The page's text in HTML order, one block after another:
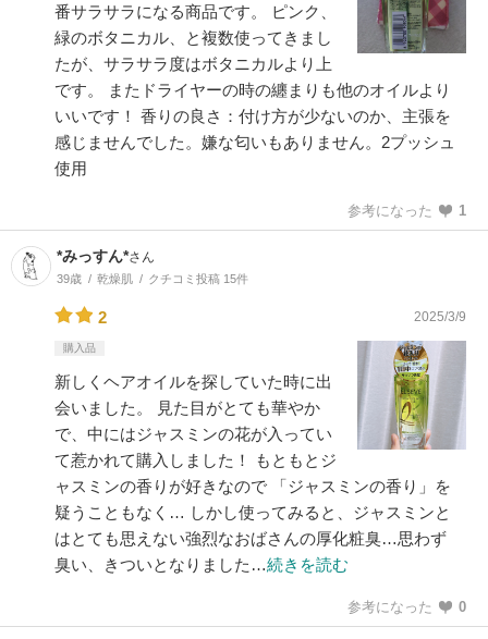
番サラサラになる商品です。 ピンク、
緑のボタニカル、と複数使ってきまし
たが、サラサラ度はボタニカルより上
です。 またドライヤーの時の纏まりも他のオイルより
いいです！ 香りの良さ：付け方が少ないのか、主張を
感じませんでした。嫌な匂いもありません。2プッシュ
使用
参考になった 1
*みっすん*さん
39歳 乾燥肌 クチコミ投稿 15件
2 2025/3/9
購入品
新しくヘアオイルを探していた時に出
会いました。 見た目がとても華やか
で、中にはジャスミンの花が入ってい
て惹かれて購入しました！ もともとジ
ャスミンの香りが好きなので 「ジャスミンの香り」を
疑うこともなく… しかし使ってみると、ジャスミンと
はとても思えない強烈なおばさんの厚化粧臭…思わず
臭い、きついとなりました…続きを読む
参考になった 0